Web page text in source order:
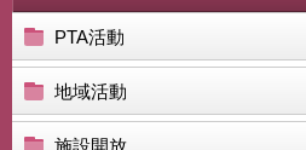
PTA活動
地域活動
施設開放